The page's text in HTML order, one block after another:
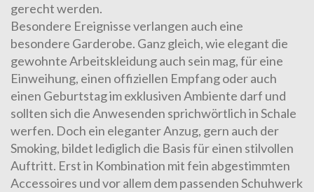
gerecht werden.
Besondere Ereignisse verlangen auch eine
besondere Garderobe. Ganz gleich, wie elegant die
gewohnte Arbeitskleidung auch sein mag, für eine
Einweihung, einen offiziellen Empfang oder auch
einen Geburtstag im exklusiven Ambiente darf und
sollten sich die Anwesenden sprichwörtlich in Schale
werfen. Doch ein eleganter Anzug, gern auch der
Smoking, bildet lediglich die Basis für einen stilvollen
Auftritt. Erst in Kombination mit fein abgestimmten
Accessoires und vor allem dem passenden Schuhwerk